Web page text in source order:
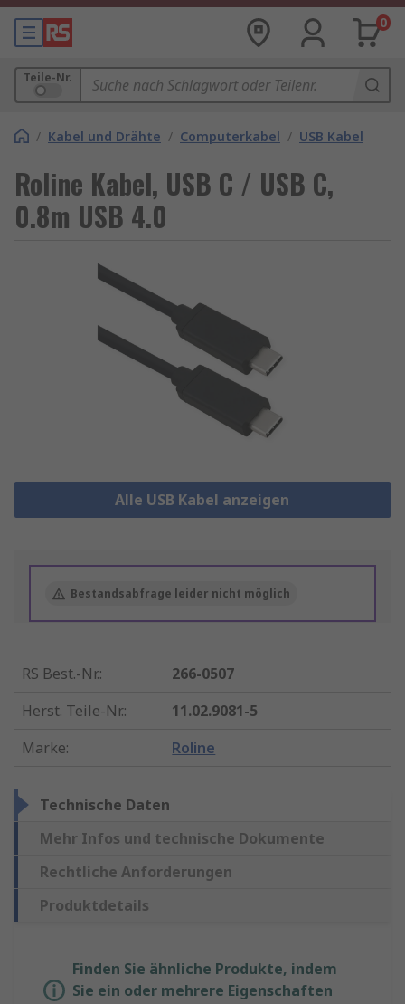
0
Teile-Nr.
/ Kabel und Drähte / Computerkabel / USB Kabel
Roline Kabel, USB C / USB C,
0.8m USB 4.0
Alle USB Kabel anzeigen
Bestandsabfrage leider nicht möglich
RS Best.-Nr.:
266-0507
Herst. Teile-Nr.:
11.02.9081-5
Marke: Roline
Technische Daten
Mehr Infos und technische Dokumente
Rechtliche Anforderungen
Produktdetails
Finden Sie ähnliche Produkte, indem
Sie ein oder mehrere Eigenschaften